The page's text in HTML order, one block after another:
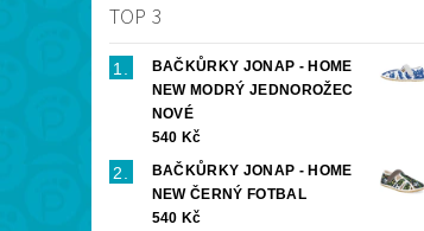
TOP 3
BAČKŮRKY JONAP - HOME
NEW MODRÝ JEDNOROŽEC
NOVÉ
540 Kč
BAČKŮRKY JONAP - HOME
NEW ČERNÝ FOTBAL
540 Kč